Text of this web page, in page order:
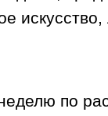
искусство,
по